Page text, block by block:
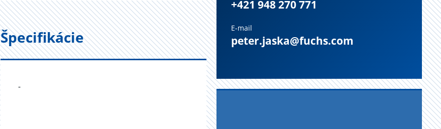
Špecifikácie
-
+421 948 270 771
E-mail
peter.jaska@fuchs.com